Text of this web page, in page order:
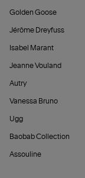
Golden Goose
Jérôme Dreyfuss
Isabel Marant
Jeanne Vouland
Autry
Vanessa Bruno
Ugg
Baobab Collection
Assouline